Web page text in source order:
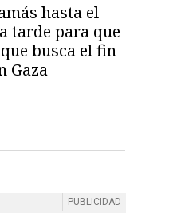
hasta el
tarde para que
busca el fin
Gaza